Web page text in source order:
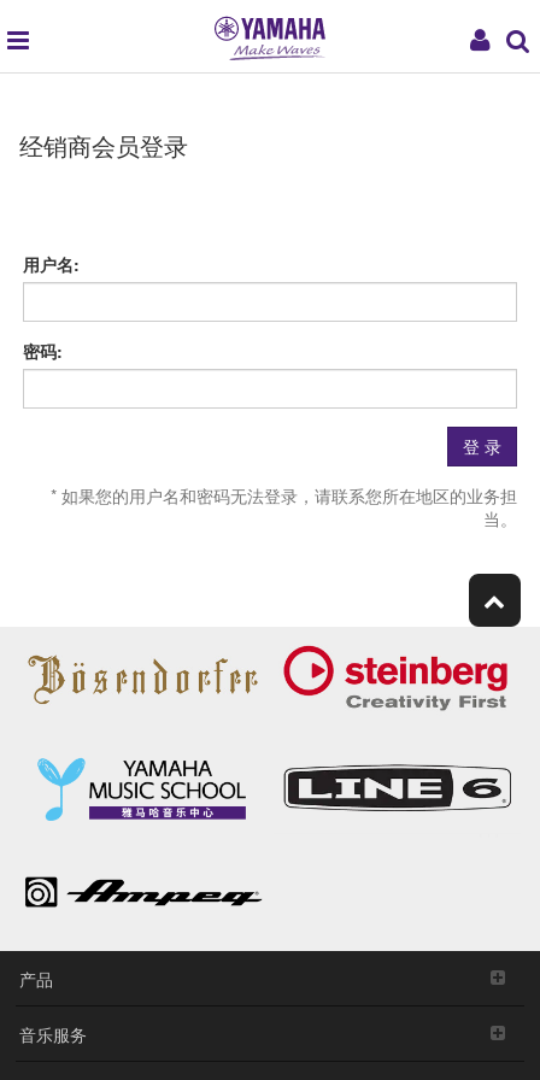
My
global
经销商会员登录
用户名:
密码:
登 录
* 如果您的用户名和密码无法登录，请联系您所在地区的业务担
当。
产品
音乐服务